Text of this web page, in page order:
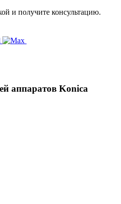
и получите консультацию.
аппаратов Konica